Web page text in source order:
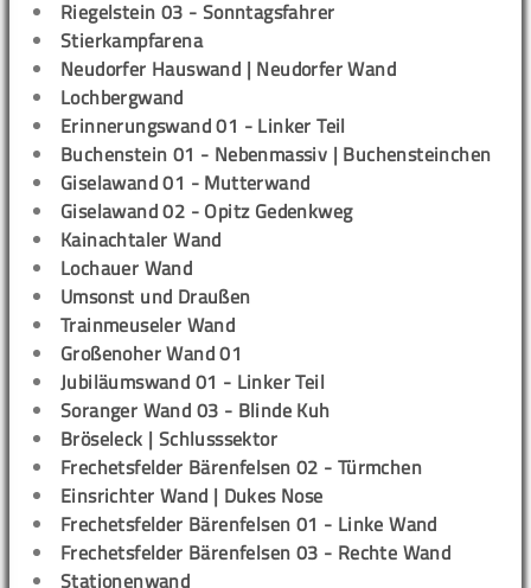
Riegelstein 03 - Sonntagsfahrer
Stierkampfarena
Neudorfer Hauswand | Neudorfer Wand
Lochbergwand
Erinnerungswand 01 - Linker Teil
Buchenstein 01 - Nebenmassiv | Buchensteinchen
Giselawand 01 - Mutterwand
Giselawand 02 - Opitz Gedenkweg
Kainachtaler Wand
Lochauer Wand
Umsonst und Draußen
Trainmeuseler Wand
Großenoher Wand 01
Jubiläumswand 01 - Linker Teil
Soranger Wand 03 - Blinde Kuh
Bröseleck | Schlusssektor
Frechetsfelder Bärenfelsen 02 - Türmchen
Einsrichter Wand | Dukes Nose
Frechetsfelder Bärenfelsen 01 - Linke Wand
Frechetsfelder Bärenfelsen 03 - Rechte Wand
Stationenwand